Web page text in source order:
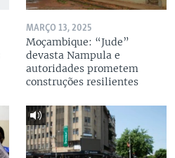
MARÇO 13, 2025
Moçambique: “Jude”
devasta Nampula e
autoridades prometem
construções resilientes